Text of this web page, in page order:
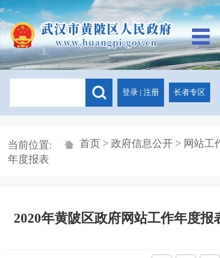
登录 | 注册 长者专区
当前位置: 首页 > 政府信息公开 > 网站工
年度报表
2020年黄陂区政府网站工作年度报